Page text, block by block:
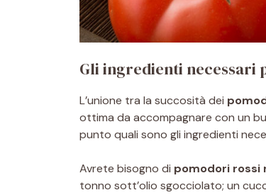
Gli ingredienti necessari
L’unione tra la succosità dei
ottima da accompagnare con un
punto quali sono gli ingredienti
Avrete bisogno di pomodori rossi
tonno sott’olio sgocciolato; un